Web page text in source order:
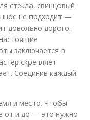
стекла, свинцовый
не подходит —
довольно дорого.
заключается в
скрепляет
Соединив каждый
и место. Чтобы
от и до — это нужно